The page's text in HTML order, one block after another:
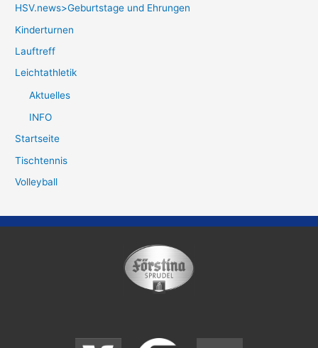
HSV.news>Geburtstage und Ehrungen
Kinderturnen
Lauftreff
Leichtathletik
Aktuelles
INFO
Startseite
Tischtennis
Volleyball